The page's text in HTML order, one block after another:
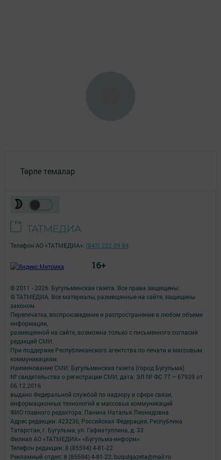
Төрле темалар
© 2011 - 2026. Бугульминская газета. Все права защищены.
© ТАТМЕДИА. Все материалы, размещенные на сайте, защищены
законом.
Перепечатка, воспроизведение и распространение в любом объеме
информации,
размещенной на сайте, возможна только с письменного согласия
редакций СМИ.
При поддержке Республиканского агентства по печати и массовым
коммуникациям.
Наименование СМИ: Бугульминская газета (город Бугульма)
№ свидетельства о регистрации СМИ, дата: ЭЛ № ФС 77 – 67939 от
06.12.2016
выдано Федеральной службой по надзору в сфере связи,
информационных технологий и массовых коммуникаций
ФИО главного редактора: Панина Наталья Леонидовна
Адрес редакции: 423236, Российская Федерация, Республика
Татарстан, г. Бугульма, ул. Гафиатуллина, д. 33
Филиал АО «ТАТМЕДИА» «Бугульма-информ»
Телефон редакции: 8 (85594) 4-81-22
Рекламный отдел: 8 (85594) 4-81-22, bugulgazeta@mail.ru
Телефон АО «ТАТМЕДИА»: (843) 222 09 84
16+